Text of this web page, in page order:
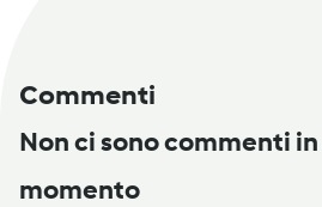
Commenti
Non ci sono commenti
momento